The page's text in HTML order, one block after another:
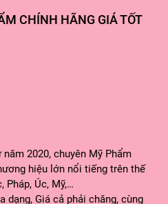
sạm, đen, nám và phòng
DỤNG:
sạch mặt.
lên bông tẩy trang rồi lau
CHÍNH HÃNG GIÁ TỐT
2020, chuyên Mỹ Phẩm
hiệu lớn nổi tiếng trên thế
Pháp, Úc, Mỹ,…
Giá cả phải chăng, cùng